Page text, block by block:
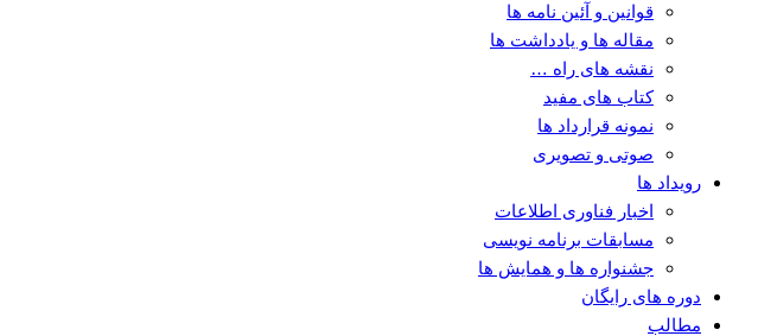
قوانین و آئین نامه ها
مقاله ها و یادداشت ها
نقشه های راه …
کتاب های مفید
نمونه قرارداد ها
صوتی و تصویری
رویداد ها
اخبار فناوری اطلاعات
مسابقات برنامه نویسی
جشنواره ها و همایش ها
دوره های رایگان
مطالب